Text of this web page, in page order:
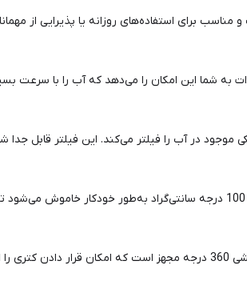
موجود در آب را فیلتر می‌کند. این فیلتر قابل